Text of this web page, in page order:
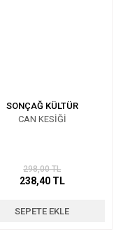
SONÇAĞ KÜLTÜR
CAN KESİĞİ
298,00 TL
238,40 TL
SEPETE EKLE